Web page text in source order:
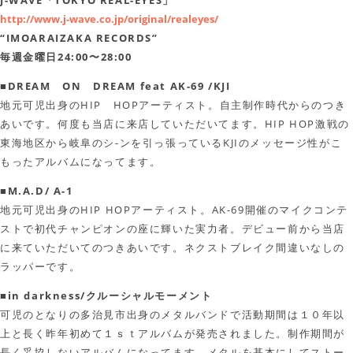
http://www.j-wave.co.jp/original/realeyes/
“IMOARAIZAKA RECORDS”
毎週金曜日24:00〜28:00
■DREAM ON DREAM feat AK-69 /KJI
地元可児出身のHIP HOPアーティスト。自主制作時代からのつき
あいです。何度も当店に来店していただいてます。HIP HOP激戦の
東海地区から岐阜のシ-ンを引っ張っているKJIのメッセージ性がこ
もったアルバムになってます。
■M.A.D/ A-1
地元可児出身のHIP HOPアーティスト。AK-69開催のマイクコンテ
ストで初代チャンピオンの座に輝いた実力者。デビュー前から当店
に来ていただいてのつきあいです。ネクストブレイク間違いなしの
ラッパーです。
■in darkness/クルーシャルモーメント
可児のとなりの多治見市出身のメタルバンドで活動期間は１０年以
上と長く昨年初めて１ｓｔアルバムが発売されました。制作期間が